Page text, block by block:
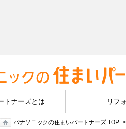
トナーズとは リフ
パナソニックの住まいパートナーズ TOP